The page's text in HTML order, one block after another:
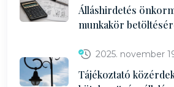
Álláshirdetés
munkakör
2025. november
Tájékoztató